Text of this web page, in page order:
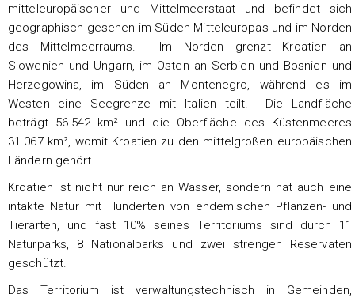
mitteleuropäischer und Mittelmeerstaat und befindet sich
geographisch gesehen im Süden Mitteleuropas und im Norden
des Mittelmeerraums. Im Norden grenzt Kroatien an
Slowenien und Ungarn, im Osten an Serbien und Bosnien und
Herzegowina, im Süden an Montenegro, während es im
Westen eine Seegrenze mit Italien teilt. Die Landfläche
beträgt 56.542 km² und die Oberfläche des Küstenmeeres
31.067 km², womit Kroatien zu den mittelgroßen europäischen
Ländern gehört.
Kroatien ist nicht nur reich an Wasser, sondern hat auch eine
intakte Natur mit Hunderten von endemischen Pflanzen- und
Tierarten, und fast 10% seines Territoriums sind durch 11
Naturparks, 8 Nationalparks und zwei strengen Reservaten
geschützt.
Das Territorium ist verwaltungstechnisch in Gemeinden,